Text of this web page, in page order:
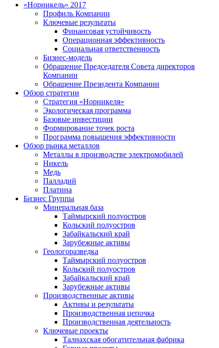
«Норникель» 2017
Профиль Компании
Ключевые результаты
Финансовая устойчивость
Операционная эффективность
Социальная ответственность
Бизнес-модель
Обращение Председателя Совета директоров
Компании
Обращение Президента Компании
Обзор стратегии
Стратегия «Норникеля»
Экологическая программа
Базовые инвестиции
Формирование точек роста
Программа повышения эффективности
Обзор рынка металлов
Металлы в производстве электромобилей
Никель
Медь
Палладий
Платина
Бизнес Группы
Минеральная база
Таймырский полуостров
Кольский полуостров
Забайкальский край
Зарубежные активы
Геологоразведка
Таймырский полуостров
Кольский полуостров
Забайкальский край
Зарубежные активы
Производственные активы
Активы и результаты
Производственная цепочка
Производственная деятельность
Ключевые проекты
Талнахская обогатительная фабрика